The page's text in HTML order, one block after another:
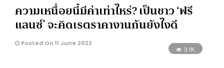
ความเหนื่อยนี้มีค่าเท่าไหร่? เป็นชาว ‘ฟรี
แลนซ์’ จะคิดเรตราคางานกันยังไงดี
Posted On 11 June 2022
3.1K